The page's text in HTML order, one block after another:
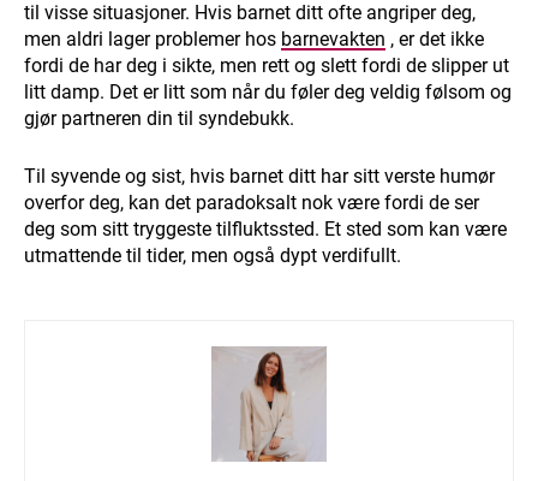
til visse situasjoner. Hvis barnet ditt ofte angriper deg,
men aldri lager problemer hos barnevakten , er det ikke
fordi de har deg i sikte, men rett og slett fordi de slipper ut
litt damp. Det er litt som når du føler deg veldig følsom og
gjør partneren din til syndebukk.
Til syvende og sist, hvis barnet ditt har sitt verste humør
overfor deg, kan det paradoksalt nok være fordi de ser
deg som sitt tryggeste tilfluktssted. Et sted som kan være
utmattende til tider, men også dypt verdifullt.